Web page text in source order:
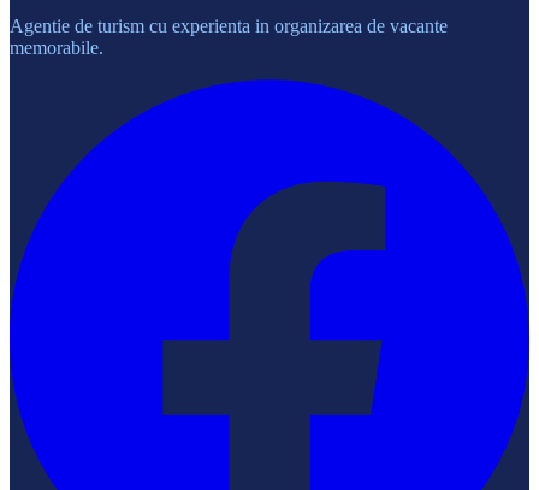
Agentie de turism cu experienta in organizarea de vacante
memorabile.